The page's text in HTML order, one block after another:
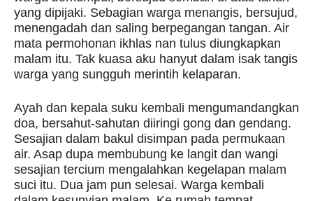
yang dipijaki. Sebagian warga menangis, bersujud,
menengadah dan saling berpegangan tangan. Air
mata permohonan ikhlas nan tulus diungkapkan
malam itu. Tak kuasa aku hanyut dalam isak tangis
warga yang sungguh merintih kelaparan.
Ayah dan kepala suku kembali mengumandangkan
doa, bersahut-sahutan diiringi gong dan gendang.
Sesajian dalam bakul disimpan pada permukaan
air. Asap dupa membubung ke langit dan wangi
sesajian tercium mengalahkan kegelapan malam
suci itu. Dua jam pun selesai. Warga kembali